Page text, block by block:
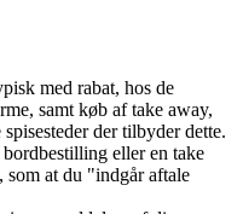
med rabat, hos de
samt køb af take away,
der tilbyder dette.
bordbestilling eller en take
som at du "indgår aftale